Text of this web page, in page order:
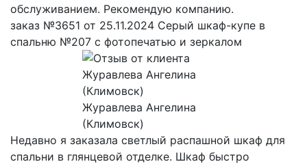
обслуживанием. Рекомендую компанию.
заказ №3651 от 25.11.2024 Серый шкаф-купе в
спальню №207 с фотопечатью и зеркалом
Журавлева Ангелина
(Климовск)
Недавно я заказала светлый распашной шкаф для
спальни в глянцевой отделке. Шкаф быстро